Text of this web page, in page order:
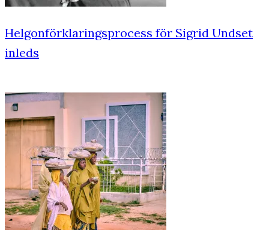
Helgonförklaringsprocess för Sigrid Undset
inleds